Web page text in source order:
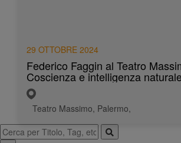
29 OTTOBRE 2024
Federico Faggin al Teatro
Coscienza e intelligenza
Teatro Massimo, Palermo,